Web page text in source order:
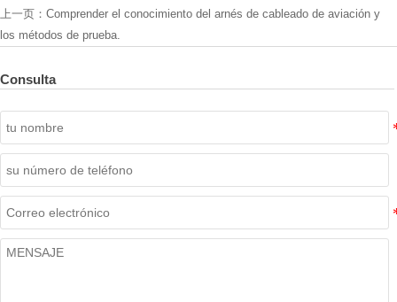
上一页： Comprender el conocimiento del arnés de cableado de aviación y
los métodos de prueba.
Consulta